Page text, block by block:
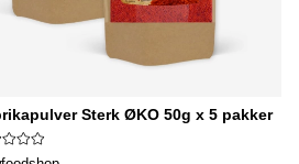
Sterk ØKO 50g x 5 pakker